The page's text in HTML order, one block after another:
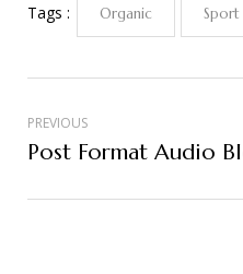
Tags : Organic Sport
PREVIOUS
Post Format Audio